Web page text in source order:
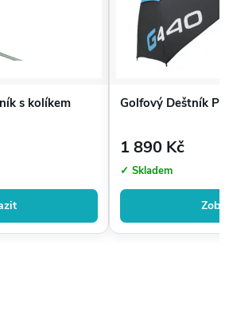
s kolíkem Golfový Deštník
1 890 Kč
✓ Skladem